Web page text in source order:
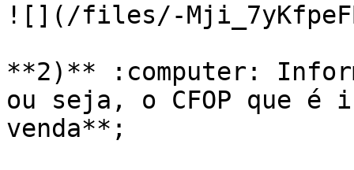
![](/files/-
**2)** :computer:
ou seja, o CFOP que é
venda**;